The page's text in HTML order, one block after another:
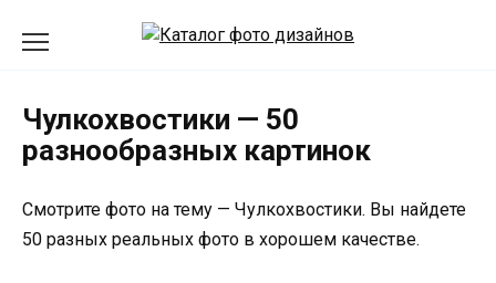
Чулкохвостики — 50
разнообразных картинок
Смотрите фото на тему — Чулкохвостики. Вы найдете
50 разных реальных фото в хорошем качестве.